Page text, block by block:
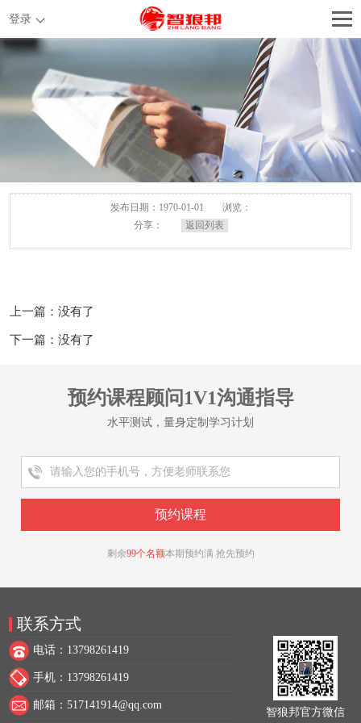
登录
发布日期：1970-01-01
浏览：
分享：
返回列表
上一篇：没有了
下一篇：没有了
预约课程顾问1V1沟通指导
水平测试，量身定制学习计划
剩余99个名额本期预约满 抢先预约
智狼邦官方微信
联系方式
电话：13798261419
手机：13798261419
邮箱：517141914@qq.com